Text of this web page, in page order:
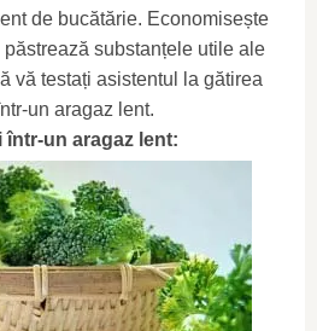
de bucătărie. Economisește
substanțele utile ale
vă testați asistentul la gătirea
un aragaz lent.
un aragaz lent: